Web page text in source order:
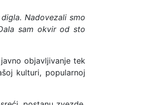
Nadovezali smo
sam okvir od sto
objavljivanje tek
kulturi, popularnoj